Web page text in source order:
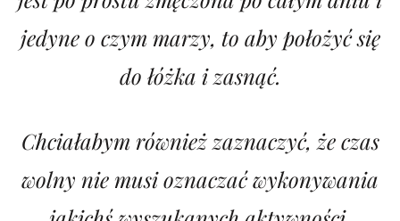
jedyne o czym marzy, to aby położyć się
do łóżka i zasnąć.
Chciałabym również zaznaczyć, że czas
wolny nie musi oznaczać wykonywania